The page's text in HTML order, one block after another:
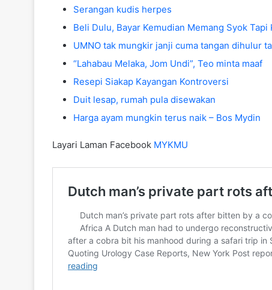
Serangan kudis herpes
Beli Dulu, Bayar Kemudian Memang Syok
UMNO tak mungkir janji cuma tangan dihulur
“Lahabau Melaka, Jom Undi”, Teo minta maaf
Resepi Siakap Kayangan Kontroversi
Duit lesap, rumah pula disewakan
Harga ayam mungkin terus naik – Bos Mydin
Layari Laman Facebook MYKMU